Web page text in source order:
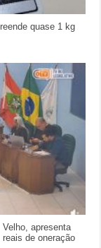
quase 1 kg
apresenta
de oneração